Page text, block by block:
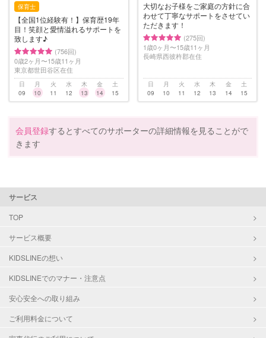
保育士
【全国1位経験有！】保育歴19年
目！笑顔と愛情溢れるサポートを
致します♪
(756回)
0歳2ヶ月〜15歳11ヶ月
東京都世田谷区在住
日
09
月
10
火
11
水
12
木
13
金
14
土
15
大切なお子様をご家庭の方針に合
わせて丁寧なサポートをさせてい
ただきます！
(275回)
1歳0ヶ月〜15歳11ヶ月
長崎県西彼杵郡在住
日
09
月
10
火
11
水
12
木
13
金
14
土
15
会員登録するとすべてのサポーターの詳細情報を見ることがで
きます
サービス
TOP
サービス概要
KIDSLINEの想い
KIDSLINEでのマナー・注意点
安心安全への取り組み
ご利用料金について